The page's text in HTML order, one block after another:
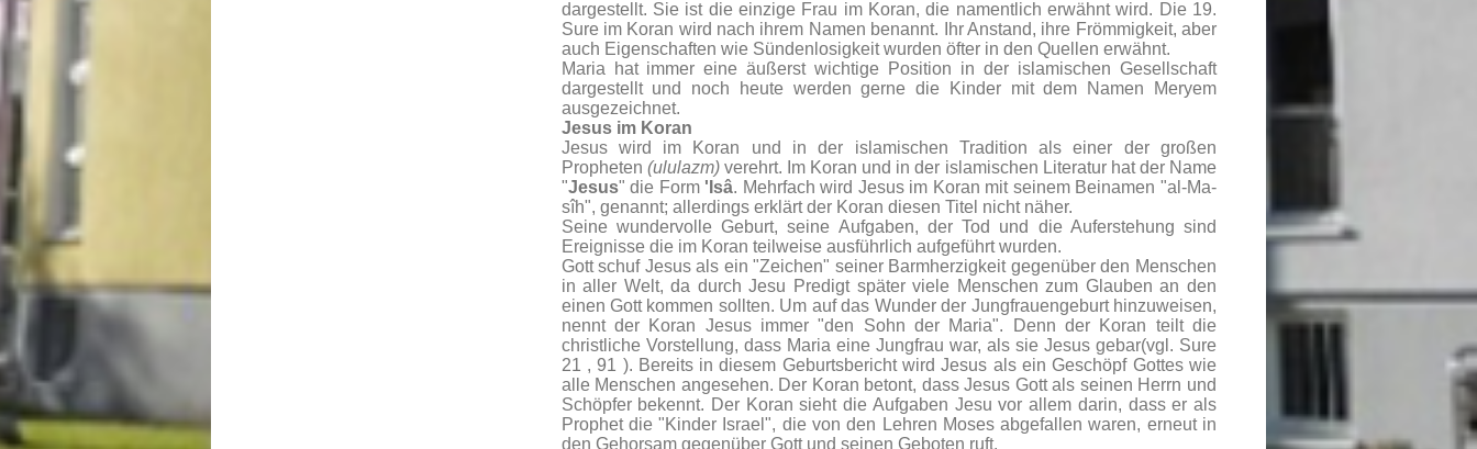
dargestellt. Sie ist die einzige Frau im Koran, die namentlich erwähnt wird. Die 19.
Sure im Koran wird nach ihrem Namen benannt. Ihr Anstand, ihre Frömmigkeit, aber
auch Eigenschaften wie Sündenlosigkeit wurden öfter in den Quellen erwähnt.
Maria hat immer eine äußerst wichtige Position in der islamischen Gesellschaft
dargestellt und noch heute werden gerne die Kinder mit dem Namen Meryem
ausgezeichnet.
Jesus im Koran
Jesus wird im Koran und in der islamischen Tradition als einer der großen
Propheten (ululazm)verehrt. Im Koran und in der islamischen Literatur hat der Name
"Jesus" die Form 'Isâ. Mehrfach wird Jesus im Koran mit seinem Beinamen "al-Ma-
sîh", genannt; allerdings erklärt der Koran diesen Titel nicht näher.
Seine wundervolle Geburt, seine Aufgaben, der Tod und die Auferstehung sind
Ereignisse die im Koran teilweise ausführlich aufgeführt wurden.
Gott schuf Jesus als ein "Zeichen" seiner Barmherzigkeit gegenüber den Menschen
in aller Welt, da durch Jesu Predigt später viele Menschen zum Glauben an den
einen Gott kommen sollten. Um auf das Wunder der Jungfrauengeburt hinzuweisen,
nennt der Koran Jesus immer "den Sohn der Maria". Denn der Koran teilt die
christliche Vorstellung, dass Maria eine Jungfrau war, als sie Jesus gebar(vgl. Sure
21 , 91 ). Bereits in diesem Geburtsbericht wird Jesus als ein Geschöpf Gottes wie
alle Menschen angesehen. Der Koran betont, dass Jesus Gott als seinen Herrn und
Schöpfer bekennt. Der Koran sieht die Aufgaben Jesu vor allem darin, dass er als
Prophet die "Kinder Israel", die von den Lehren Moses abgefallen waren, erneut in
den Gehorsam gegenüber Gott und seinen Geboten ruft.